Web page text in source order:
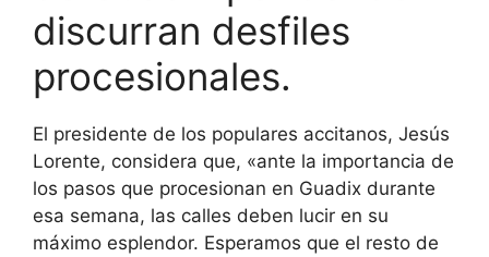
discurran desfiles
procesionales.
El presidente de los populares accitanos, Jesús
Lorente, considera que, «ante la importancia de
los pasos que procesionan en Guadix durante
esa semana, las calles deben lucir en su
máximo esplendor. Esperamos que el resto de